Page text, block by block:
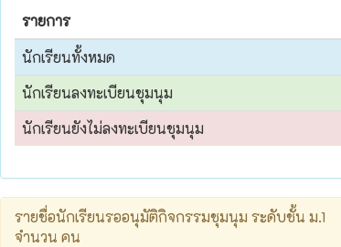
รายการ
นักเรียนทั้งหมด
นักเรียนลงทะเบียนชุมนุม
นักเรียนยังไม่ลงทะเบียนชุมนุม
รายชื่อนักเรียนรออนุมัติกิจกรรมชุมนุม ระดับชั้น ม.1
จำนวน คน